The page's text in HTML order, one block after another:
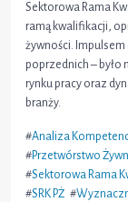
Sektorowa Rama
ramą kwalifikacji,
żywności.
poprzednich –
rynku pracy oraz
branży.
#Analiza
#Przetwórstwo
#Sektorowa Rama
#SRK PŻ #